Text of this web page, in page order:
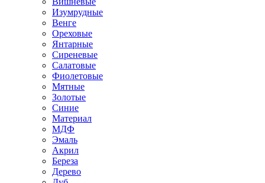
Изумрудные
Венге
Ореховые
Янтарные
Сиреневые
Салатовые
Фиолетовые
Мятные
Золотые
Синие
Материал
МДФ
Эмаль
Акрил
Береза
Дерево